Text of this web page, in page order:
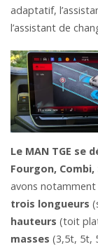
adaptatif,
l’assistant de
Le MAN TGE se
Fourgon,
avons notamment
trois longueurs
hauteurs (toit
masses (3,5t, 5t,